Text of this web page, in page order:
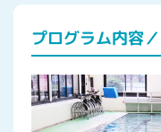
プログラム内容